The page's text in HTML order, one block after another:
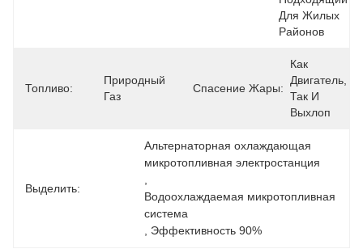
Для Жилых
Районов
Топливо:
Природный
Газ
Спасение Жары:
Как
Двигатель,
Так И
Выхлоп
Выделить:
Альтернаторная охлаждающая
микротопливная электростанция
Водоохлаждаемая микротопливная
система
Эффективность 90%